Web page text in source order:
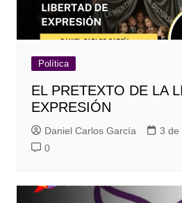
Política
EL PRETEXTO DE LA
EXPRESIÓN
Daniel Carlos García
3 de
0